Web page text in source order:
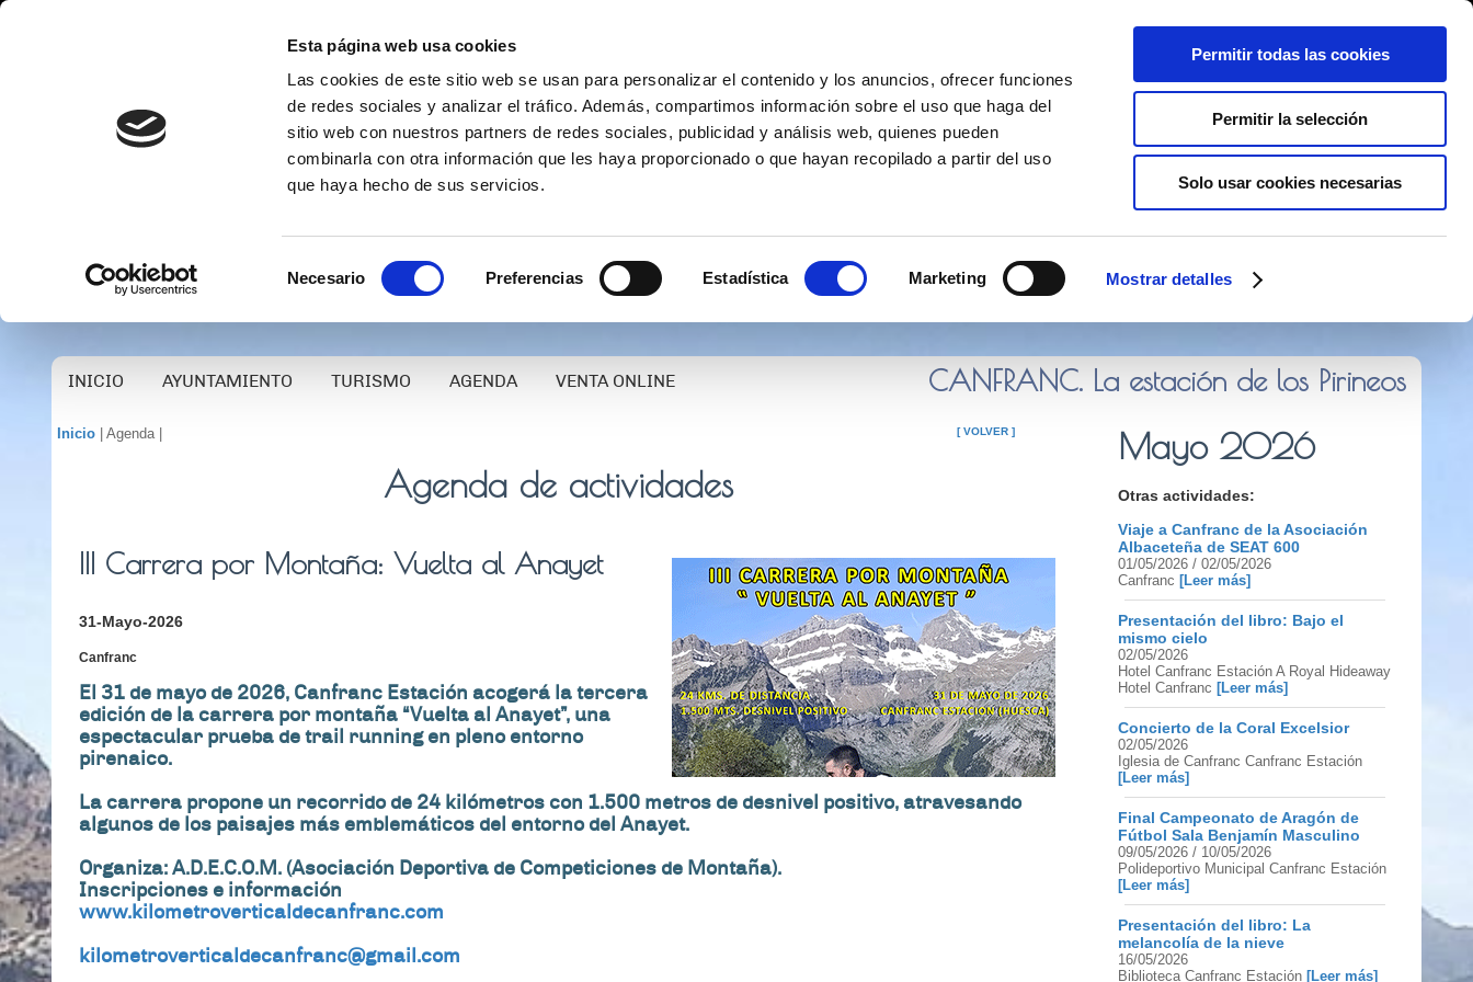
Esta página web usa cookies
Las cookies de este sitio web se usan para personalizar el contenido y los anuncios, ofrecer funciones
de redes sociales y analizar el tráfico. Además, compartimos información sobre el uso que haga del
sitio web con nuestros partners de redes sociales, publicidad y análisis web, quienes pueden
combinarla con otra información que les haya proporcionado o que hayan recopilado a partir del uso
que haya hecho de sus servicios.
Necesario Preferencias Estadística Marketing Mostrar detalles
Permitir todas las cookies
Permitir la selección
Solo usar cookies necesarias
INICIO AYUNTAMIENTO TURISMO AGENDA VENTA ONLINE CANFRANC. La estación de los Pirineos
[ VOLVER ]
Inicio | Agenda |
Agenda de actividades
III Carrera por Montaña: Vuelta al Anayet
31-Mayo-2026
Canfranc
El 31 de mayo de 2026, Canfranc Estación acogerá la tercera
edición de la carrera por montaña “Vuelta al Anayet”, una
espectacular prueba de trail running en pleno entorno
pirenaico.
La carrera propone un recorrido de 24 kilómetros con 1.500 metros de desnivel positivo, atravesando
algunos de los paisajes más emblemáticos del entorno del Anayet.
Organiza: A.D.E.C.O.M. (Asociación Deportiva de Competiciones de Montaña).
Inscripciones e información
www.kilometroverticaldecanfranc.com
kilometroverticaldecanfranc@gmail.com
Mayo 2026
Otras actividades:
Viaje a Canfranc de la Asociación
Albaceteña de SEAT 600
01/05/2026 / 02/05/2026
Canfranc [Leer más]
Presentación del libro: Bajo el
mismo cielo
02/05/2026
Hotel Canfranc Estación A Royal Hideaway
Hotel Canfranc [Leer más]
Concierto de la Coral Excelsior
02/05/2026
Iglesia de Canfranc Canfranc Estación
[Leer más]
Final Campeonato de Aragón de
Fútbol Sala Benjamín Masculino
09/05/2026 / 10/05/2026
Polideportivo Municipal Canfranc Estación
[Leer más]
Presentación del libro: La
melancolía de la nieve
16/05/2026
Biblioteca Canfranc Estación [Leer más]